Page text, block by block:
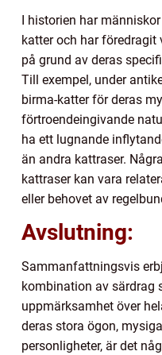
I historien har
katter och har
på grund av deras
Till exempel, under
birma-katter för deras
förtroendeingivande
ha ett lugnande
än andra kattraser.
kattraser kan vara
eller behovet av
Avslutning:
Sammanfattningsvis
kombination av särdrag
uppmärksamhet över
deras stora ögon,
personligheter, är det